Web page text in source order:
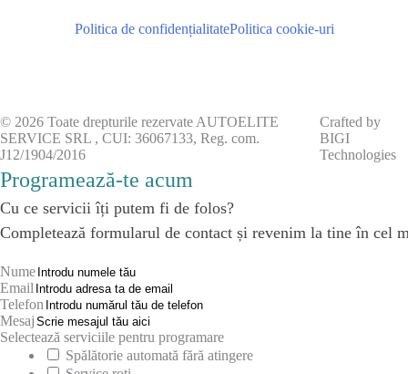
Politica de confidențialitatePolitica cookie-uri
© 2026 Toate drepturile rezervate AUTOELITE
SERVICE SRL , CUI: 36067133, Reg. com.
J12/1904/2016
Crafted by
BIGI
Technologies
Programează-te acum
Cu ce servicii îți putem fi de folos?
Completează formularul de contact și revenim la tine în cel
Nume
Email
Telefon
Mesaj
Selectează serviciile pentru programare
Spălătorie automată fără atingere